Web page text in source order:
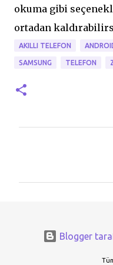
okuma gibi
ortadan
AKILLI TELEFON
SAMSUNG TELEFON
Blogger